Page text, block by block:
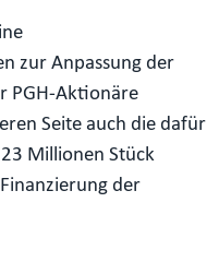
zur Anpassung der
PGH-Aktionäre
Seite auch die dafür
Millionen Stück
der